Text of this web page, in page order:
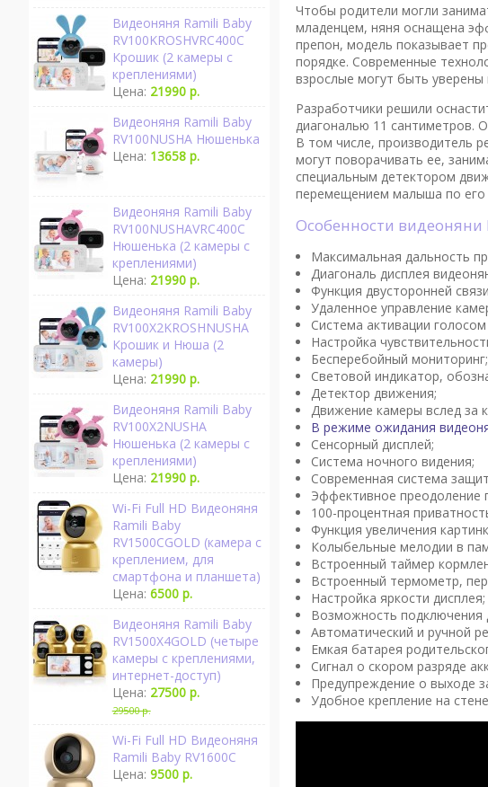
Чтобы родители могли
младенцем, няня оснащена
препон, модель показывает
порядке. Современные
взрослые могут быть
Разработчики решили
диагональю 11 сантиметров.
В том числе, производитель
могут поворачивать ее,
специальным детектором
перемещением малыша по его
Особенности видеоняни
Максимальная дальность
Диагональ дисплея
Функция двусторонней
Удаленное управление
Система активации голосом
Настройка
Бесперебойный мониторинг;
Световой индикатор,
Детектор движения;
Движение камеры вслед
В режиме ожидания
Сенсорный дисплей;
Система ночного видения;
Современная система
Эффективное преодоление
100-процентная
Функция увеличения
Колыбельные мелодии в
Встроенный таймер
Встроенный термометр,
Настройка яркости дисплея;
Возможность подключения
Автоматический и ручной
Емкая батарея
Сигнал о скором разряде
Предупреждение о выходе
Удобное крепление на
Видеоняня Ramili Baby
RV100KROSHVRC400C
Крошик (2 камеры с
креплениями)
Цена: 21990 р.
Видеоняня Ramili Baby
RV100NUSHA Нюшенька
Цена: 13658 р.
Видеоняня Ramili Baby
RV100NUSHAVRC400C
Нюшенька (2 камеры с
креплениями)
Цена: 21990 р.
Видеоняня Ramili Baby
RV100X2KROSHNUSHA
Крошик и Нюша (2
камеры)
Цена: 21990 р.
Видеоняня Ramili Baby
RV100X2NUSHA
Нюшенька (2 камеры с
креплениями)
Цена: 21990 р.
Wi-Fi Full HD Видеоняня
Ramili Baby
RV1500CGOLD (камера с
креплением, для
смартфона и планшета)
Цена: 6500 р.
Видеоняня Ramili Baby
RV1500X4GOLD (четыре
камеры с креплениями,
интернет-доступ)
Цена: 27500 р.
29500 р.
Wi-Fi Full HD Видеоняня
Ramili Baby RV1600C
Цена: 9500 р.